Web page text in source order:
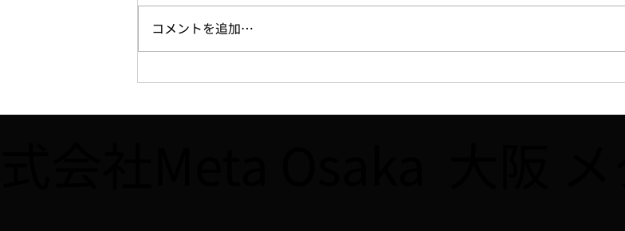
【WEB】7/16、「週刊大阪日
IMPACT」第2期決勝大会に関
【ラジオ】7/31、FM大阪
定の講座「Robloxで夏休み自
コメントを追加…